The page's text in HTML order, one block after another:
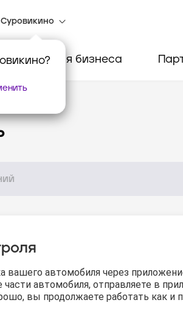
Суровикино
? Для бизнеса
вашего автомобиля через
автомобиля, отправляете в
вы продолжаете работать как и